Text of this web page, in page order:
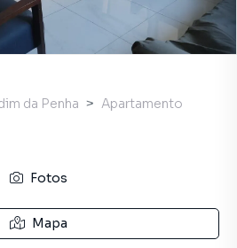
da Penha
Apartamento
Fotos
Mapa